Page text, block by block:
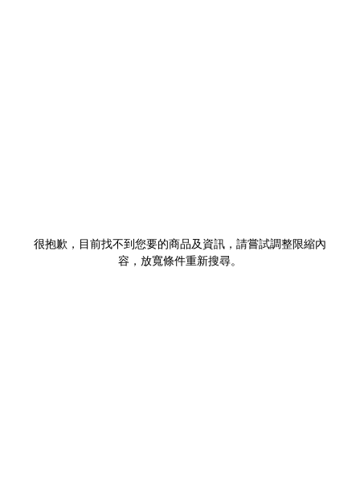
很抱歉，目前找不到您要的商品及資訊，請嘗試調整限縮內
容，放寬條件重新搜尋。